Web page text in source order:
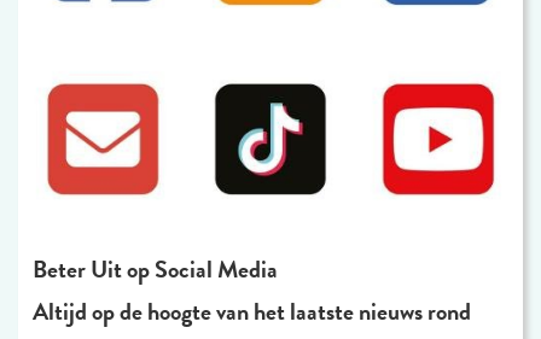
Beter Uit op Social Media
Altijd op de hoogte van het laatste nieuws rond